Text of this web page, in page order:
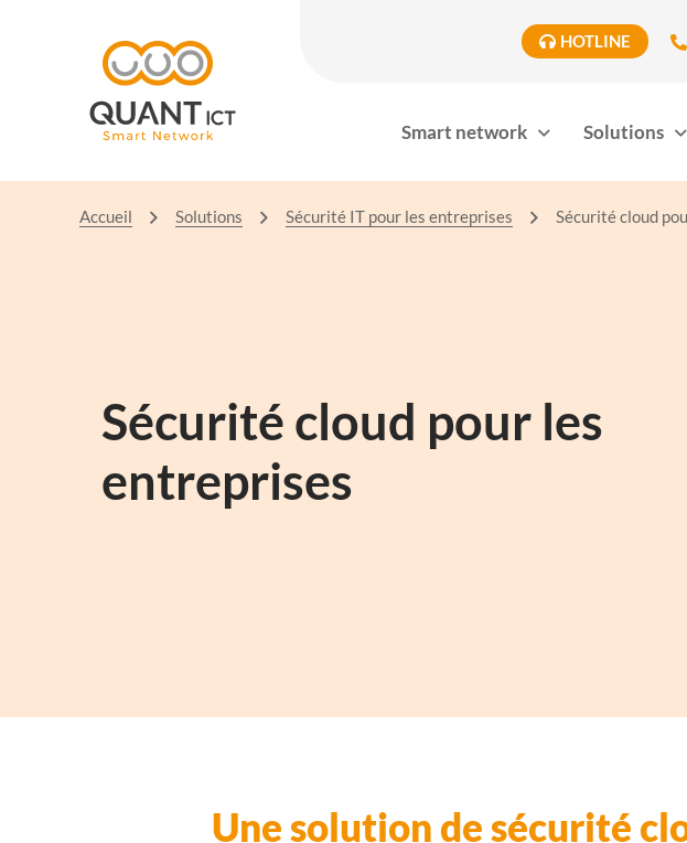
HOTLINE
Smart network Solutions
Accueil Solutions Sécurité IT pour les entreprises Sécurité cloud
Sécurité cloud pour les
entreprises
Une solutiondesécurité